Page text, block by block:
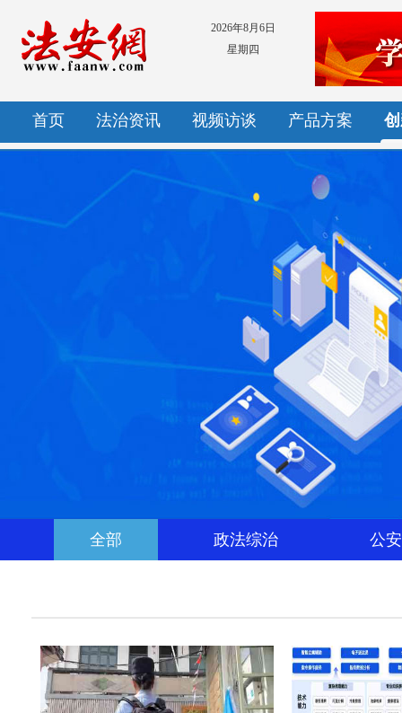
2026年8月6日
星期四
首页 法治资讯 视频访谈 产品方案
全部 政法综治 公安